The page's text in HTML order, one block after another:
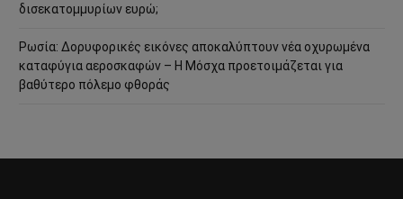
δισεκατομμυρίων ευρώ;
Ρωσία: Δορυφορικές εικόνες αποκαλύπτουν νέα οχυρωμένα
καταφύγια αεροσκαφών – Η Μόσχα προετοιμάζεται για
βαθύτερο πόλεμο φθοράς